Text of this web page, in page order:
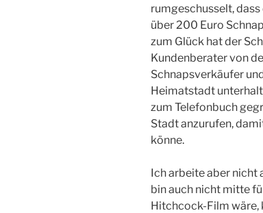
rumgeschusselt,
über 200 Euro
zum Glück hat der
Kundenberater von
Schnapsverkäufer
Heimatstadt
zum Telefonbuch
Stadt anzurufen,
könne.
Ich arbeite aber nicht
bin auch nicht mitte
Hitchcock-Film wäre,